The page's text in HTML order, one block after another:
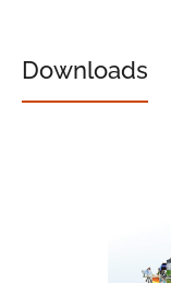
Downloads